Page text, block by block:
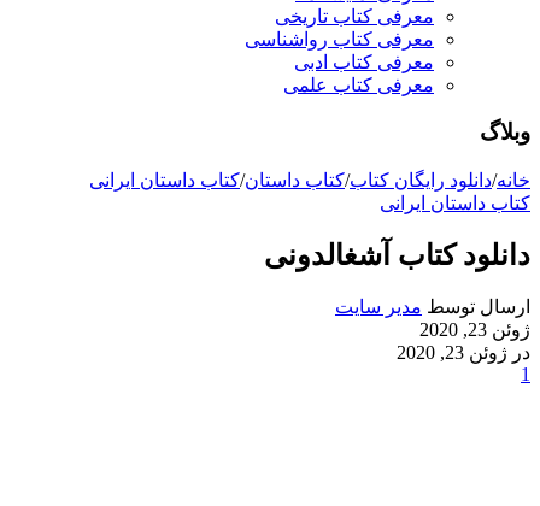
معرفی کتاب تاریخی
معرفی کتاب رواشناسی
معرفی کتاب ادبی
معرفی کتاب علمی
وبلاگ
خانه/دانلود رایگان کتاب/کتاب داستان/کتاب داستان ایرانی
کتاب داستان ایرانی
دانلود کتاب آشغالدونی
ارسال توسط مدیر سایت
ژوئن 23, 2020
در ژوئن 23, 2020
1